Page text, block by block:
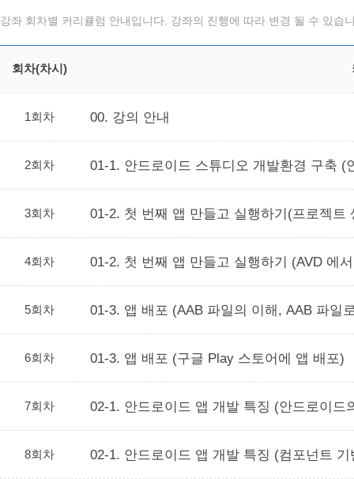
강좌 회차별 커리큘럼 안내입니다. 강좌의 진행에 따라 변경 될 수 있습
회차(차시)
1회차 00. 강의 안내
2회차 01-1. 안드로이드 스튜디오 개발환경 구축
3회차 01-2. 첫 번째 앱 만들고 실행하기(프로젝트
4회차 01-2. 첫 번째 앱 만들고 실행하기 (AVD 에
5회차 01-3. 앱 배포 (AAB 파일의 이해, AAB 파일
6회차 01-3. 앱 배포 (구글 Play 스토어에 앱 배포)
7회차 02-1. 안드로이드 앱 개발 특징 (안드로이
8회차 02-1. 안드로이드 앱 개발 특징 (컴포넌트